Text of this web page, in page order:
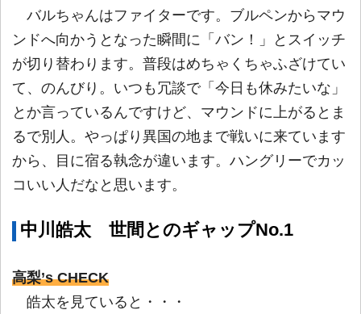
バルちゃんはファイターです。ブルペンからマウ
ンドへ向かうとなった瞬間に「バン！」とスイッチ
が切り替わります。普段はめちゃくちゃふざけてい
て、のんびり。いつも冗談で「今日も休みたいな」
とか言っているんですけど、マウンドに上がるとま
るで別人。やっぱり異国の地まで戦いに来ています
から、目に宿る執念が違います。ハングリーでカッ
コいい人だなと思います。
中川皓太 世間とのギャップNo.1
高梨’s CHECK
皓太を見ていると・・・